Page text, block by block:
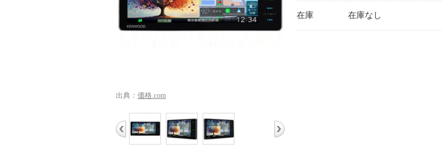
出典： 価格.com
在庫 在庫なし